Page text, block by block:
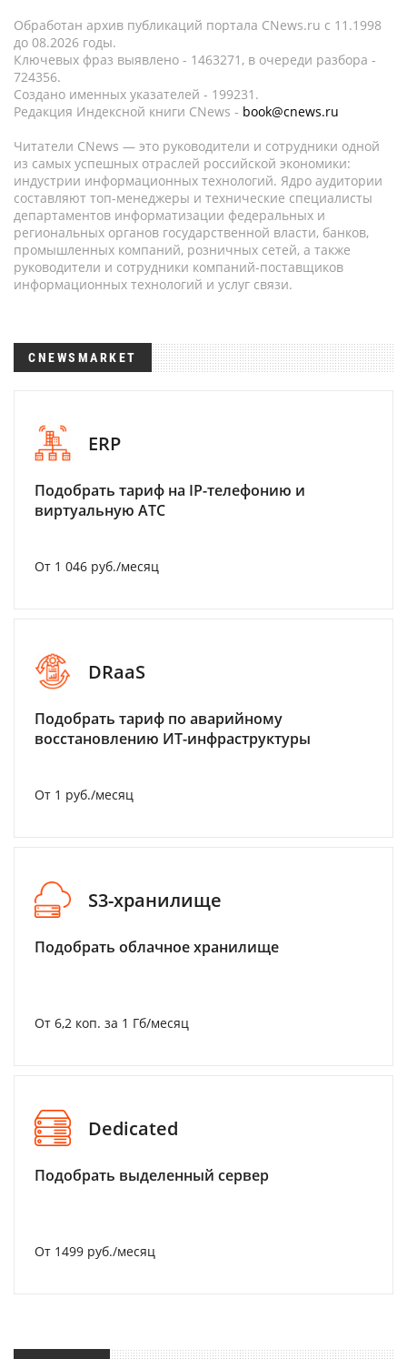
Обработан архив публикаций портала CNews.ru c 11.1998
до 08.2026 годы.
Ключевых фраз выявлено - 1463271, в очереди разбора -
724356.
Создано именных указателей - 199231.
Редакция Индексной книги CNews - book@cnews.ru
Читатели CNews — это руководители и сотрудники одной
из самых успешных отраслей российской экономики:
индустрии информационных технологий. Ядро аудитории
составляют топ-менеджеры и технические специалисты
департаментов информатизации федеральных и
региональных органов государственной власти, банков,
промышленных компаний, розничных сетей, а также
руководители и сотрудники компаний-поставщиков
информационных технологий и услуг связи.
CNEWSMARKET
ERP
Подобрать тариф на IP-телефонию и
виртуальную АТС
От 1 046 руб./месяц
DRaaS
Подобрать тариф по аварийному
восстановлению ИТ-инфраструктуры
От 1 руб./месяц
S3-хранилище
Подобрать облачное хранилище
От 6,2 коп. за 1 Гб/месяц
Dedicated
Подобрать выделенный сервер
От 1499 руб./месяц